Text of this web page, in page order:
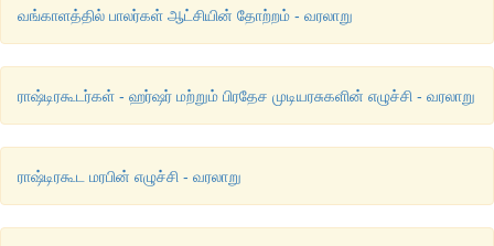
வங்காளத்தில் பாலர்கள் ஆட்சியின் தோற்றம் - வரலாறு
ராஷ்டிரகூடர்கள் - ஹர்ஷர் மற்றும் பிரதேச முடியரசுகளின் எழுச்சி - வரலாறு
ராஷ்டிரகூட மரபின் எழுச்சி - வரலாறு